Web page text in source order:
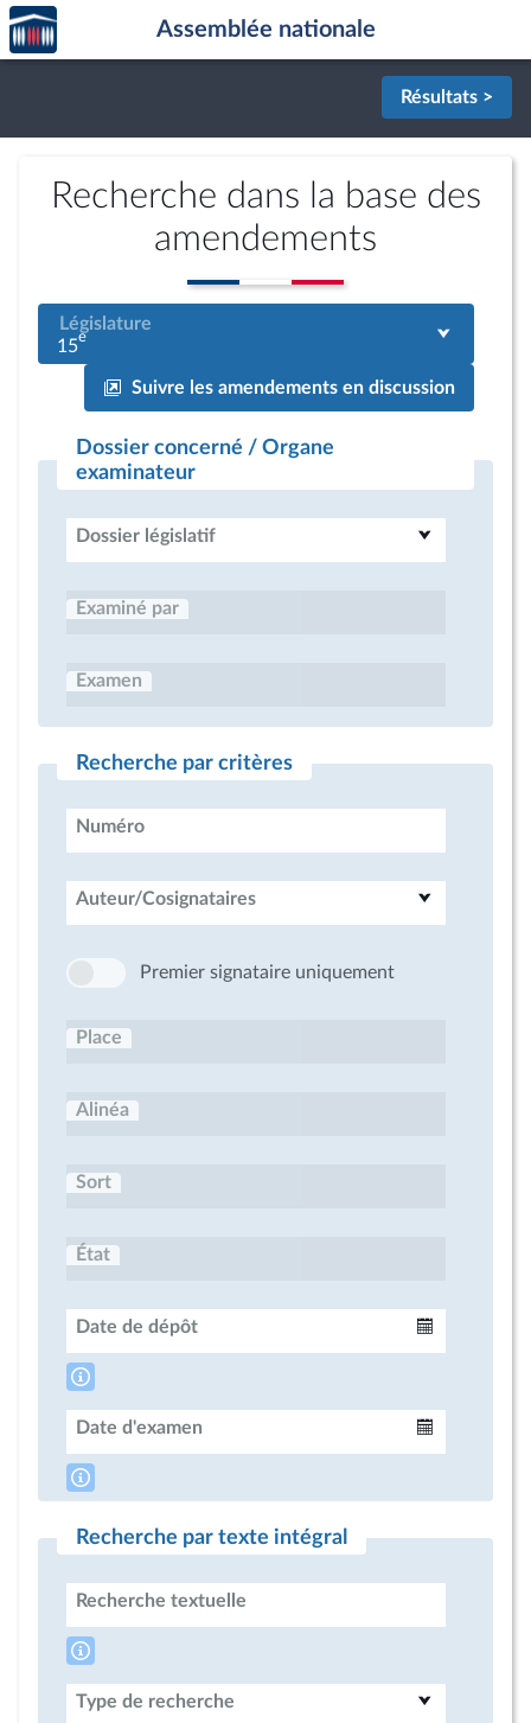
Aller au contenu
Aller en bas de la page
Accèder
à la
page
Assemblée nationale
Résultats >
Recherche dans la base des
amendements
Législature
15e
Suivre les amendements en discussion
Dossier concerné / Organe
examinateur
Dossier législatif
Examiné par
Examen
Recherche par critères
Numéro
Auteur/Cosignataires
Premier signataire uniquement
Place
Alinéa
Sort
État
Date de dépôt
Date d'examen
Recherche par texte intégral
Recherche textuelle
Type de recherche